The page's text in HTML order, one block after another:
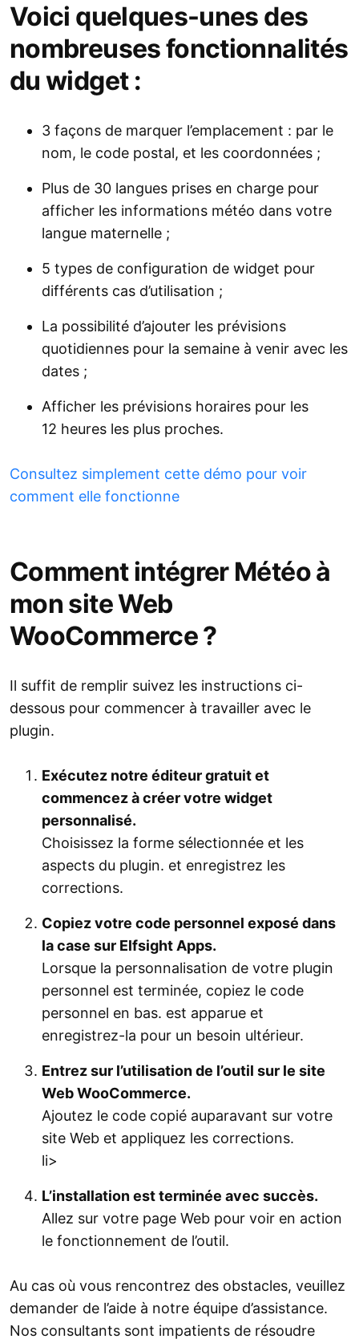
Voici quelques-unes des
nombreuses fonctionnalités
du widget :
3 façons de marquer l’emplacement : par le
nom, le code postal, et les coordonnées ;
Plus de 30 langues prises en charge pour
afficher les informations météo dans votre
langue maternelle ;
5 types de configuration de widget pour
différents cas d’utilisation ;
La possibilité d’ajouter les prévisions
quotidiennes pour la semaine à venir avec les
dates ;
Afficher les prévisions horaires pour les
12 heures les plus proches.
Consultez simplement cette démo pour voir
comment elle fonctionne
Comment intégrer Météo à
mon site Web
WooCommerce ?
Il suffit de remplir suivez les instructions ci-
dessous pour commencer à travailler avec le
plugin.
Exécutez notre éditeur gratuit et
commencez à créer votre widget
personnalisé.
Choisissez la forme sélectionnée et les
aspects du plugin. et enregistrez les
corrections.
Copiez votre code personnel exposé dans
la case sur Elfsight Apps.
Lorsque la personnalisation de votre plugin
personnel est terminée, copiez le code
personnel en bas. est apparue et
enregistrez-la pour un besoin ultérieur.
Entrez sur l’utilisation de l’outil sur le site
Web WooCommerce.
Ajoutez le code copié auparavant sur votre
site Web et appliquez les corrections.
li>
L’installation est terminée avec succès.
Allez sur votre page Web pour voir en action
le fonctionnement de l’outil.
Au cas où vous rencontrez des obstacles, veuillez
demander de l’aide à notre équipe d’assistance.
Nos consultants sont impatients de résoudre